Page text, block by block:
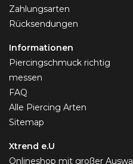
Zahlungsarten
Rücksendungen
Informationen
Piercingschmuck richtig
messen
FAQ
Alle Piercing Arten
Sitemap
Xtrend e.U
Onlineshop mit großer